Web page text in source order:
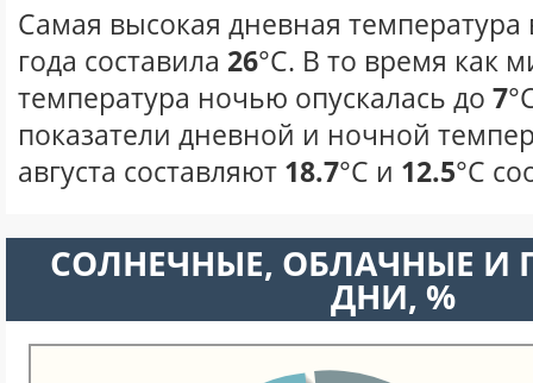
Самая высокая дневная температура
года составила 26°С. В то время как
температура ночью опускалась до 7
показатели дневной и ночной
августа составляют 18.7°С и 12.5°С
CОЛНЕЧНЫЕ, ОБЛАЧНЫЕ И
ДНИ, %